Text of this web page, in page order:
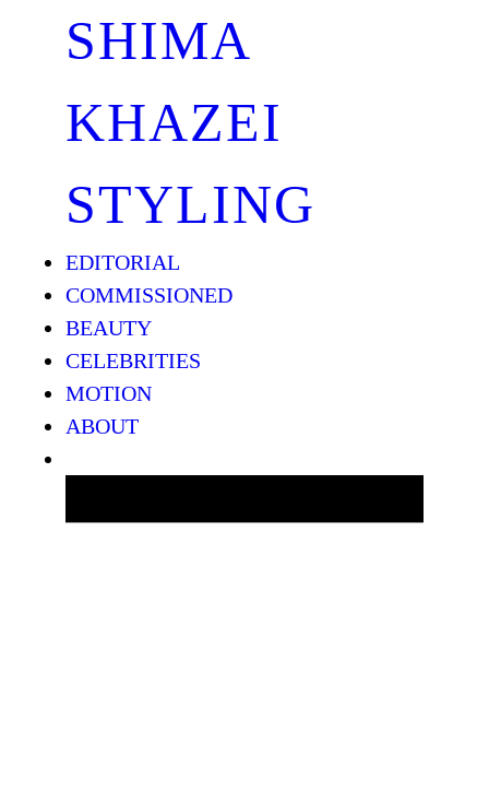
SHIMA
KHAZEI
STYLING
EDITORIAL
COMMISSIONED
BEAUTY
CELEBRITIES
MOTION
ABOUT